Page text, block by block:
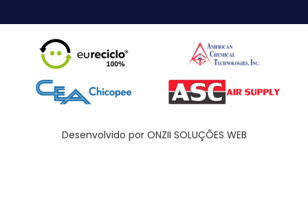
Desenvolvido por ONZII SOLUÇÕES WEB